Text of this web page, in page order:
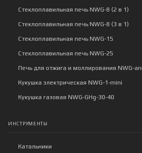
Стеклоплавильная печь NWG-8 (2 в 1)
Стеклоплавильная печь NWG-8 (3 в 1)
Стеклоплавильная печь NWG-15
Стеклоплавильная печь NWG-25
Печь для отжига и моллирования NWG-
Кукушка электрическая NWG-1-mini
Кукушка газовая NWG-GHg-30-40
ИНСТРУМЕНТЫ
Катальники